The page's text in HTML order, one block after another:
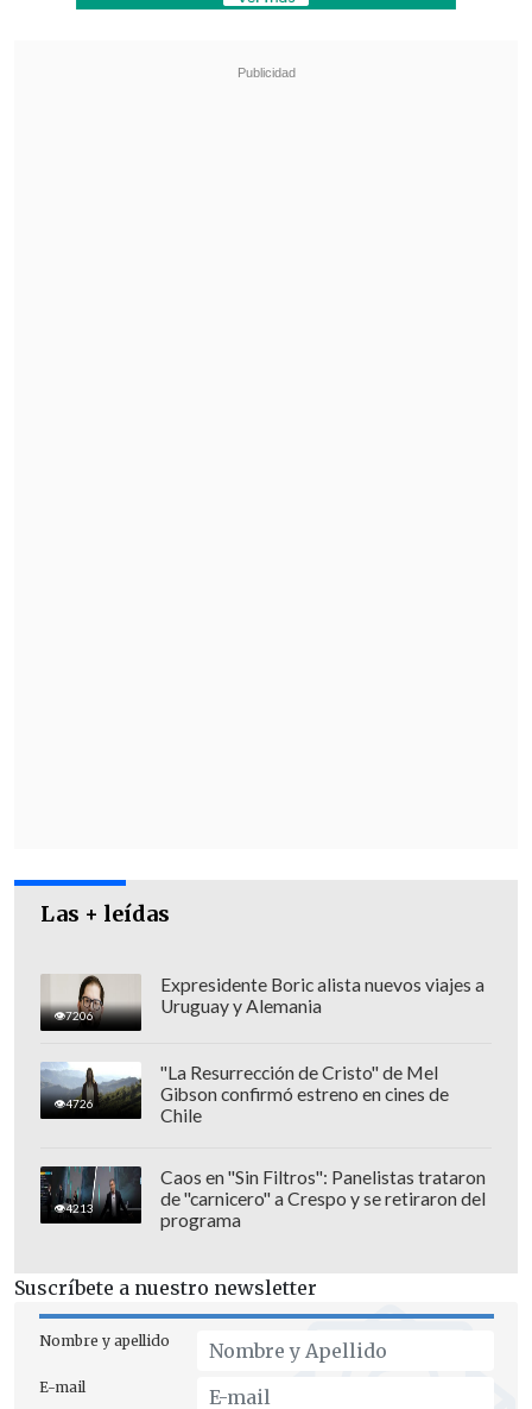
Las + leídas
7206
Expresidente Boric alista nuevos viajes a
Uruguay y Alemania
4726
"La Resurrección de Cristo" de Mel
Gibson confirmó estreno en cines de
Chile
4213
Caos en "Sin Filtros": Panelistas trataron
de "carnicero" a Crespo y se retiraron del
programa
Suscríbete a nuestro newsletter
Nombre y apellido
E-mail